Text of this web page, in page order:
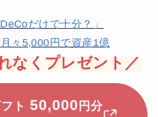
だけで十分？」
々5,000円で資産1億
なくプレゼント／
ト 50,000 円分